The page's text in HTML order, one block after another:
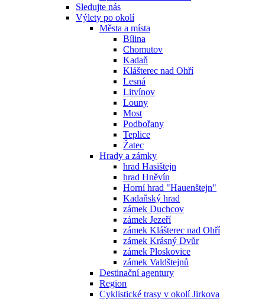
Sledujte nás
Výlety po okolí
Města a místa
Bílina
Chomutov
Kadaň
Klášterec nad Ohří
Lesná
Litvínov
Louny
Most
Podbořany
Teplice
Žatec
Hrady a zámky
hrad Hasištejn
hrad Hněvín
Horní hrad "Hauenštejn"
Kadaňský hrad
zámek Duchcov
zámek Jezeří
zámek Klášterec nad Ohří
zámek Krásný Dvůr
zámek Ploskovice
zámek Valdštejnů
Destinační agentury
Region
Cyklistické trasy v okolí Jirkova